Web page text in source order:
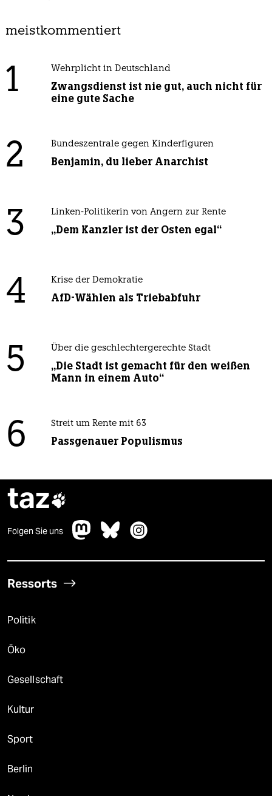
meistkommentiert
1 Wehrplicht in Deutschland
Zwangsdienst ist nie gut, auch nicht für
eine gute Sache
2 Bundeszentrale gegen Kinderfiguren
Benjamin, du lieber Anarchist
3 Linken-Politikerin von Angern zur Rente
„Dem Kanzler ist der Osten egal“
4 Krise der Demokratie
AfD-Wählen als Triebabfuhr
5 Über die geschlechtergerechte Stadt
„Die Stadt ist gemacht für den weißen
Mann in einem Auto“
6 Streit um Rente mit 63
Passgenauer Populismus
taz
Folgen Sie uns
Ressorts
Politik
Öko
Gesellschaft
Kultur
Sport
Berlin